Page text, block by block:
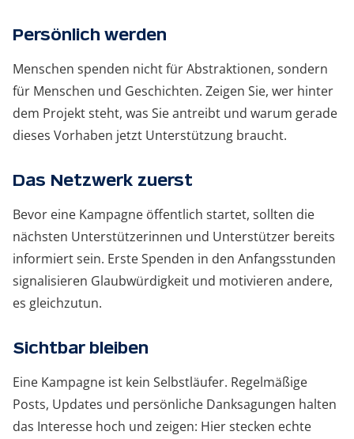
Persönlich werden
Menschen spenden nicht für Abstraktionen, sondern
für Menschen und Geschichten. Zeigen Sie, wer hinter
dem Projekt steht, was Sie antreibt und warum gerade
dieses Vorhaben jetzt Unterstützung braucht.
Das Netzwerk zuerst
Bevor eine Kampagne öffentlich startet, sollten die
nächsten Unterstützerinnen und Unterstützer bereits
informiert sein. Erste Spenden in den Anfangsstunden
signalisieren Glaubwürdigkeit und motivieren andere,
es gleichzutun.
Sichtbar bleiben
Eine Kampagne ist kein Selbstläufer. Regelmäßige
Posts, Updates und persönliche Danksagungen halten
das Interesse hoch und zeigen: Hier stecken echte